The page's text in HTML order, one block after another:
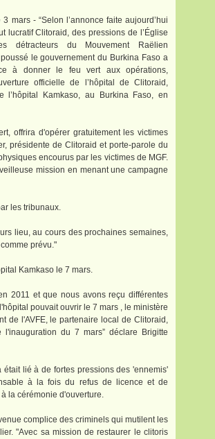
mars - “Selon l’annonce faite aujourd’hui
lucratif Clitoraid, des pressions de l’Église
détracteurs du Mouvement Raëlien
le gouvernement du Burkina Faso a
à donner le feu vert aux opérations,
officielle de l’hôpital de Clitoraid,
l’hôpital Kamkaso, au Burkina Faso, en
offrira d'opérer gratuitement les victimes
présidente de Clitoraid et porte-parole du
encourus par les victimes de MGF.
mission en menant une campagne
les tribunaux.
lieu, au cours des prochaines semaines,
prévu."
Kamkaso le 7 mars.
2011 et que nous avons reçu différentes
pouvait ouvrir le 7 mars , le ministère
de l'AVFE, le partenaire local de Clitoraid,
du 7 mars” déclare Brigitte
était lié à de fortes pressions des 'ennemis'
à la fois du refus de licence et de
la cérémonie d'ouverture.
complice des criminels qui mutilent les
"Avec sa mission de restaurer le clitoris